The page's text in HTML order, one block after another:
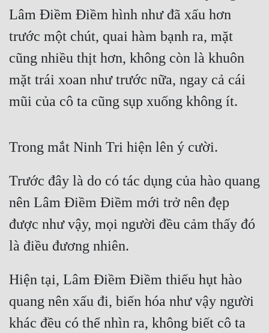
Lâm Điềm Điềm hình như đã xấu hơn
trước một chút, quai hàm bạnh ra, mặt
cũng nhiều thịt hơn, không còn là khuôn
mặt trái xoan như trước nữa, ngay cả cái
mũi của cô ta cũng sụp xuống không ít.
Trong mắt Ninh Tri hiện lên ý cười.
Trước đây là do có tác dụng của hào quang
nên Lâm Điềm Điềm mới trở nên đẹp
được như vậy, mọi người đều cảm thấy đó
là điều đương nhiên.
Hiện tại, Lâm Điềm Điềm thiếu hụt hào
quang nên xấu đi, biến hóa như vậy người
khác đều có thể nhìn ra, không biết cô ta